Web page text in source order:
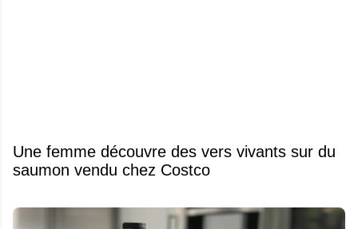
Une femme découvre des vers vivants sur du
saumon vendu chez Costco